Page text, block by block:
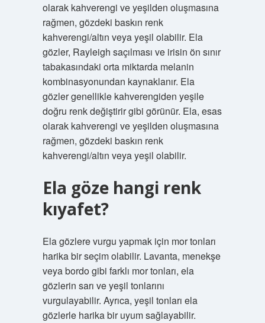
olarak kahverengi ve yeşilden oluşmasına
rağmen, gözdeki baskın renk
kahverengi/altın veya yeşil olabilir. Ela
gözler, Rayleigh saçılması ve irisin ön sınır
tabakasındaki orta miktarda melanin
kombinasyonundan kaynaklanır. Ela
gözler genellikle kahverengiden yeşile
doğru renk değiştirir gibi görünür. Ela, esas
olarak kahverengi ve yeşilden oluşmasına
rağmen, gözdeki baskın renk
kahverengi/altın veya yeşil olabilir.
Ela göze hangi renk
kıyafet?
Ela gözlere vurgu yapmak için mor tonları
harika bir seçim olabilir. Lavanta, menekşe
veya bordo gibi farklı mor tonları, ela
gözlerin sarı ve yeşil tonlarını
vurgulayabilir. Ayrıca, yeşil tonları ela
gözlerle harika bir uyum sağlayabilir.